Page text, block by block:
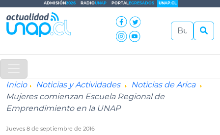
ADMISIÓN2026 RADIOUNAP PORTALEGRESADOS UNAP.CL
Inicio Noticias y Actividades
Noticias de Arica
Mujeres comienzan Escuela Regional de
Emprendimiento en la UNAP
Jueves 8 de septiembre de 2016